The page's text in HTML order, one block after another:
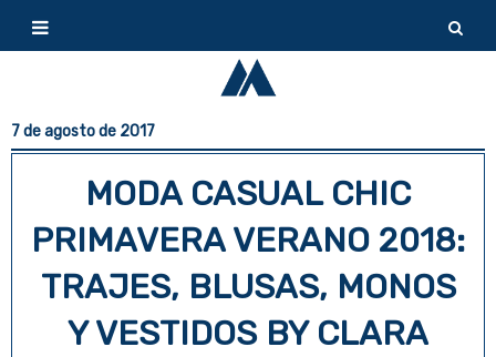
7 de agosto de 2017
MODA CASUAL CHIC
PRIMAVERA VERANO 2018:
TRAJES, BLUSAS, MONOS
Y VESTIDOS BY CLARA